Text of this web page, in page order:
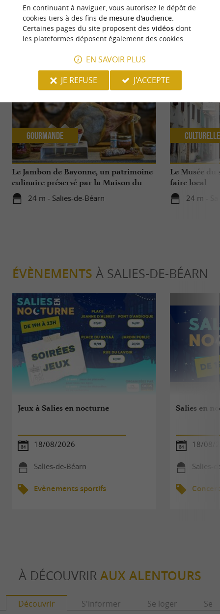
NOUS AVONS TESTÉPOUR VOUS
Le Jambon de Bayonne, un patrimoine
culinaire préservé par la Maison du
Jambon de Bayonne et La Saline de
Salies-de-Béarn
24 m - Salies-de-Béarn
Gourmande
Le Musée du
faire local
24 m -
Culturelle
ÉVÈNEMENTS À SALIES-DE-BÉARN
Jeux à Salies en nocturne
18/08/2026
Salies-de-Béarn
Evènements sportifs
Salies en
18/08/
Salies-
À DÉCOUVRIR AUX ALENTOURS
Découvrir S'informer Se loger Se
En continuant à naviguer, vous autorisez le dépôt de
cookies tiers à des fins de mesure d'audience.
Certaines pages du site proposent des vidéosdont
les plateformes déposent également des cookies.
EN SAVOIR PLUS
JE REFUSE
J'ACCEPTE